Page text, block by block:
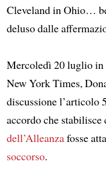
Cleveland in Ohio…
deluso dalle
Mercoledì 20 luglio in
New York Times,
discussione l’articolo
accordo che stabilisce
dell’Alleanzafosse
soccorso.